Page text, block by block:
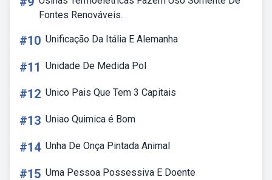
Fontes Renováveis.
#10 Unificação Da Itália E Alemanha
#11 Unidade De Medida Pol
#12 Unico Pais Que Tem 3 Capitais
#13 Uniao Quimica é Bom
#14 Unha De Onça Pintada Animal
#15 Uma Pessoa Possessiva E Doente